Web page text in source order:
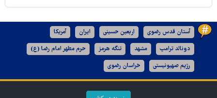
آستان قدس رضوی اربعین حسینی ایران آمریکا
دونالد ترامپ مشهد تنگه هرمز حرم مطهر امام رضا (ع)
رژیم صهیونیستی خراسان رضوی